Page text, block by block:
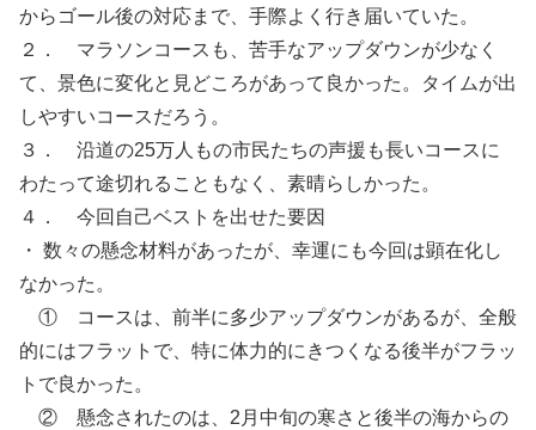
からゴール後の対応まで、手際よく行き届いていた。
２． マラソンコースも、苦手なアップダウンが少なく
て、景色に変化と見どころがあって良かった。タイムが出
しやすいコースだろう。
３． 沿道の25万人もの市民たちの声援も長いコースに
わたって途切れることもなく、素晴らしかった。
４． 今回自己ベストを出せた要因
・ 数々の懸念材料があったが、幸運にも今回は顕在化し
なかった。
① コースは、前半に多少アップダウンがあるが、全般
的にはフラットで、特に体力的にきつくなる後半がフラッ
トで良かった。
② 懸念されたのは、2月中旬の寒さと後半の海からの